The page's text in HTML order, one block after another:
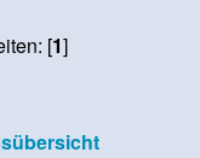
[1]